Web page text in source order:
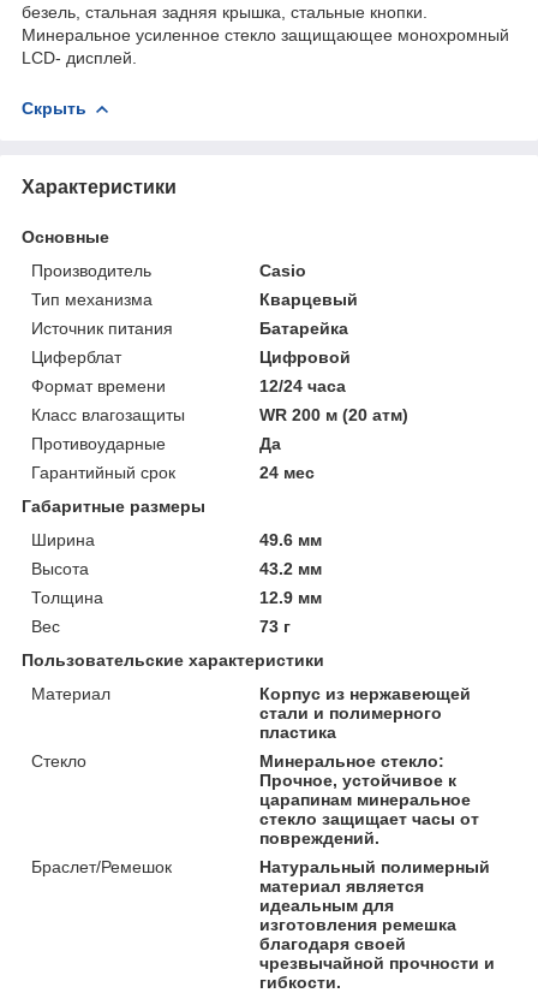
безель, стальная задняя крышка, стальные кнопки.
Минеральное усиленное стекло защищающее монохромный
LCD- дисплей.
Скрыть
Характеристики
Основные
Производитель
Casio
Тип механизма
Кварцевый
Источник питания
Батарейка
Циферблат
Цифровой
Формат времени
12/24 часа
Класс влагозащиты
WR 200 м (20 атм)
Противоударные
Да
Гарантийный срок
24 мес
Габаритные размеры
Ширина
49.6 мм
Высота
43.2 мм
Толщина
12.9 мм
Вес
73 г
Пользовательские характеристики
Материал
Корпус из нержавеющей
стали и полимерного
пластика
Стекло
Минеральное стекло:
Прочное, устойчивое к
царапинам минеральное
стекло защищает часы от
повреждений.
Браслет/Ремешок
Натуральный полимерный
материал является
идеальным для
изготовления ремешка
благодаря своей
чрезвычайной прочности и
гибкости.